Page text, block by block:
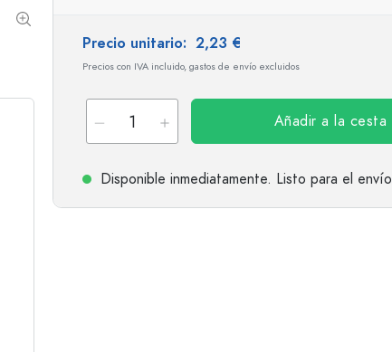
Precio unitario: 2,23 €
Precios con IVA incluido, gastos de envío excluidos
Añadir a la cesta
Disponible inmediatamente. Listo para el envío